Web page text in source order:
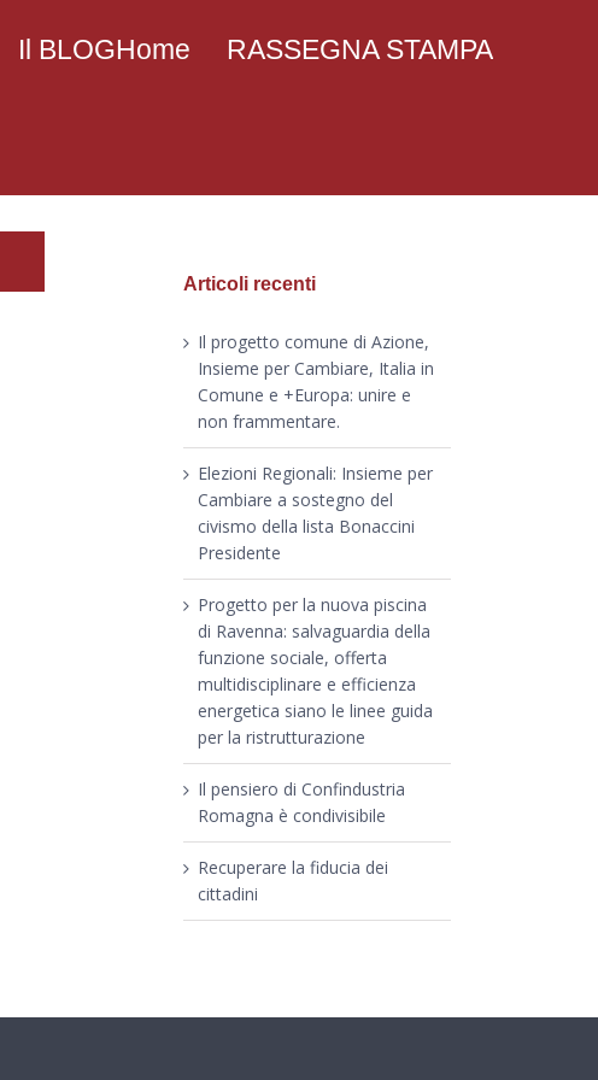
Il BLOGHome RASSEGNA STAMPA
Articoli recenti
Il progetto comune di Azione,
Insieme per Cambiare, Italia in
Comune e +Europa: unire e
non frammentare.
Elezioni Regionali: Insieme per
Cambiare a sostegno del
civismo della lista Bonaccini
Presidente
Progetto per la nuova piscina
di Ravenna: salvaguardia della
funzione sociale, offerta
multidisciplinare e efficienza
energetica siano le linee guida
per la ristrutturazione
Il pensiero di Confindustria
Romagna è condivisibile
Recuperare la fiducia dei
cittadini